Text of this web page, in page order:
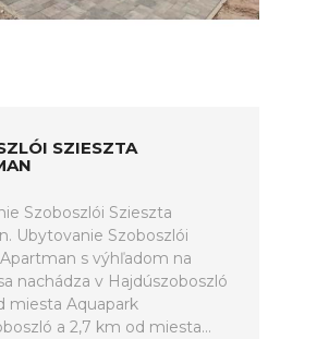
SZIESZTA
Szoboszlói Szieszta
Ubytovanie Szoboszlói
s výhľadom na
nachádza v Hajdúszoboszló
miesta Aquapark
a 2,7 km od miesta...